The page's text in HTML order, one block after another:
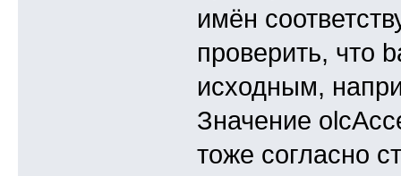
имён
проверить, что
исходным,
Значение
тоже согласно